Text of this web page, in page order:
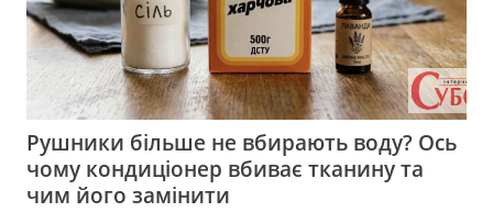
Рушники більше не вбирають воду? Ось
чому кондиціонер вбиває тканину та
чим його замінити